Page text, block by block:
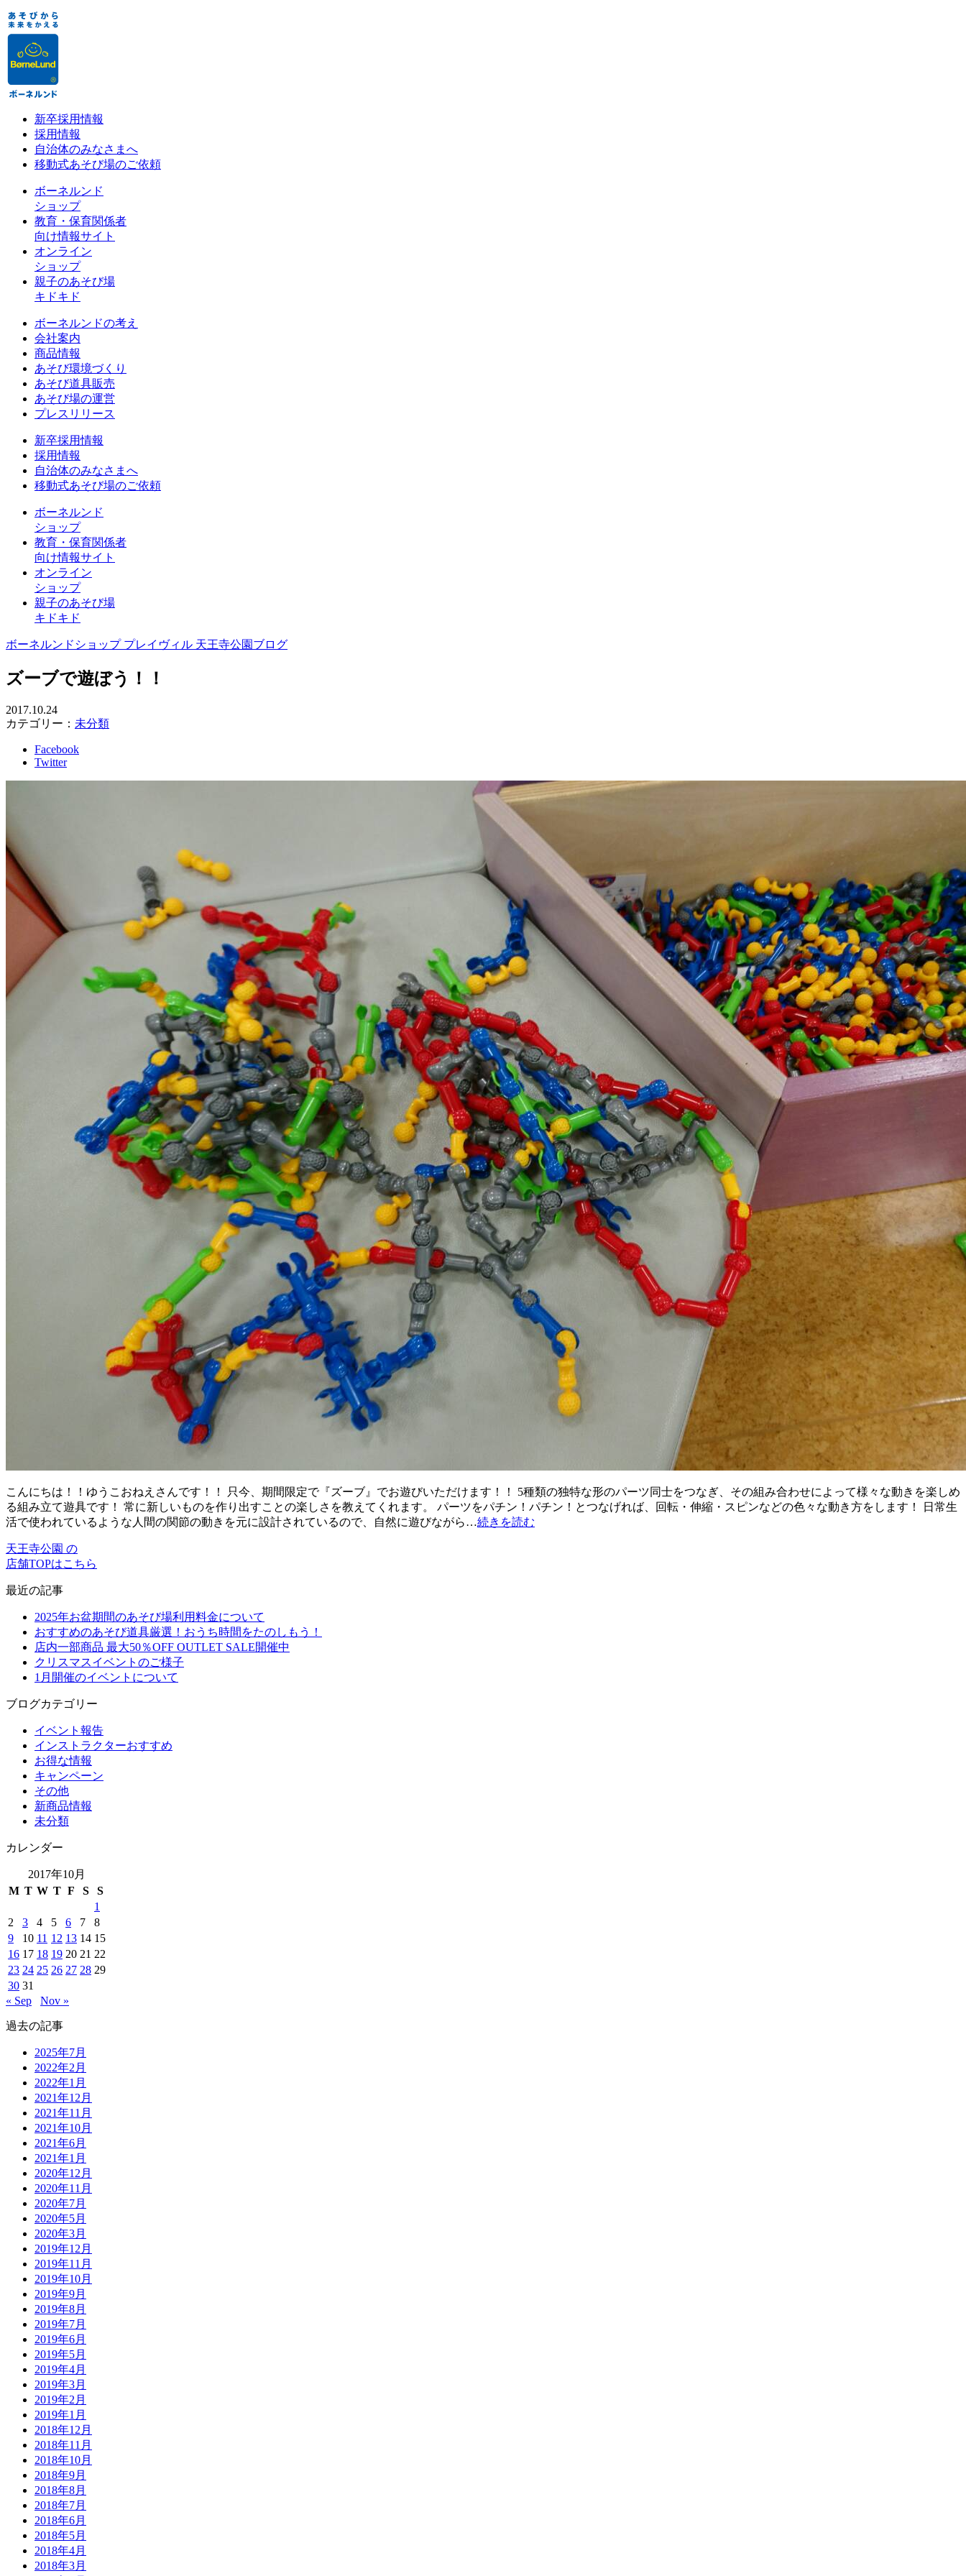
新卒採用情報
採用情報
自治体のみなさまへ
移動式あそび場のご依頼
ボーネルンド
ショップ
教育・保育関係者
向け情報サイト
オンライン
ショップ
親子のあそび場
キドキド
ボーネルンドの考え
会社案内
商品情報
あそび環境づくり
あそび道具販売
あそび場の運営
プレスリリース
新卒採用情報
採用情報
自治体のみなさまへ
移動式あそび場のご依頼
ボーネルンド
ショップ
教育・保育関係者
向け情報サイト
オンライン
ショップ
親子のあそび場
キドキド
ボーネルンドショップ プレイヴィル 天王寺公園ブログ
ズーブで遊ぼう！！
2017.10.24
カテゴリー： 未分類
Facebook
Twitter
こんにちは！！ゆうこおねえさんです！！ 只今、期間限定で『ズーブ』でお遊びいただけます！！ 5種類の独特な形のパーツ同士をつなぎ、その組み合わせによって様々な動きを楽しめ
る組み立て遊具です！ 常に新しいものを作り出すことの楽しさを教えてくれます。 パーツをパチン！パチン！とつなげれば、回転・伸縮・スピンなどの色々な動き方をします！ 日常生
活で使われているような人間の関節の動きを元に設計されているので、自然に遊びながら…続きを読む
天王寺公園 の
店舗TOPはこちら
最近の記事
2025年お盆期間のあそび場利用料金について
おすすめのあそび道具厳選！おうち時間をたのしもう！
店内一部商品 最大50％OFF OUTLET SALE開催中
クリスマスイベントのご様子
1月開催のイベントについて
ブログカテゴリー
イベント報告
インストラクターおすすめ
お得な情報
キャンペーン
その他
新商品情報
未分類
カレンダー
2017年10月
M T W T F S
S
1
2
3 4 5 6 7
8
9
10 11 12 13 14 15
16 17 18 19 20 21 22
23 24 25 26 27 28 29
30 31
« Sep
Nov »
過去の記事
2025年7月
2022年2月
2022年1月
2021年12月
2021年11月
2021年10月
2021年6月
2021年1月
2020年12月
2020年11月
2020年7月
2020年5月
2020年3月
2019年12月
2019年11月
2019年10月
2019年9月
2019年8月
2019年7月
2019年6月
2019年5月
2019年4月
2019年3月
2019年2月
2019年1月
2018年12月
2018年11月
2018年10月
2018年9月
2018年8月
2018年7月
2018年6月
2018年5月
2018年4月
2018年3月